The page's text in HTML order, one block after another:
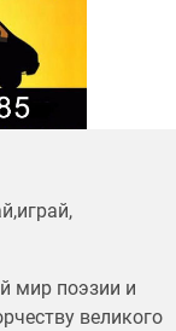
мир поэзии и
великого